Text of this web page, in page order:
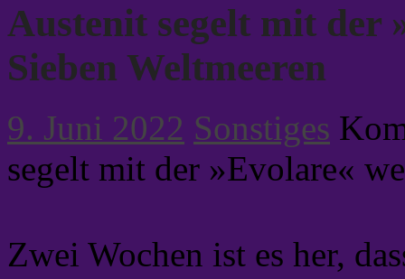
Austenit segelt mit der
Sieben Weltmeeren
9. Juni 2022 Sonstiges
segelt mit der »Evolare«
Zwei Wochen ist es her,